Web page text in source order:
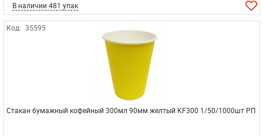
В наличии 481 упак
Код: 35595
Стакан бумажный кофейный 300мл 90мм желтый KF300 1/50/1000шт РП